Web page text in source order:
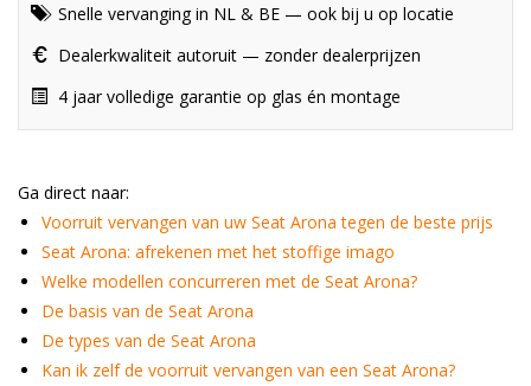
Snelle vervanging in NL & BE — ook bij u op locatie
Dealerkwaliteit autoruit — zonder dealerprijzen
4 jaar volledige garantie op glas én montage
Ga direct naar:
Voorruit vervangen van uw Seat Arona tegen de beste prijs
Seat Arona: afrekenen met het stoffige imago
Welke modellen concurreren met de Seat Arona?
De basis van de Seat Arona
De types van de Seat Arona
Kan ik zelf de voorruit vervangen van een Seat Arona?